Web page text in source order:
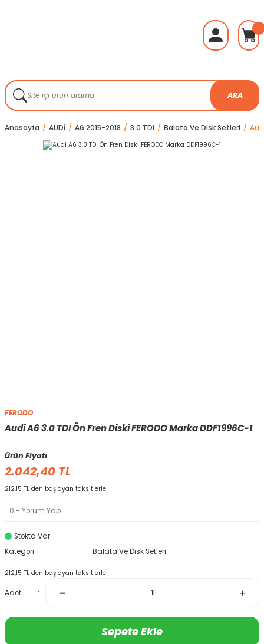
ARA
Anasayfa AUDİ A6 2015-2018 3.0 TDI Balata Ve Disk Setleri
FERODO
Audi A6 3.0 TDI Ön Fren Diski FERODO Marka DDF1996C-1
Ürün Fiyatı
2.042,40 TL
212,15 TL den başlayan taksitlerle!
0 - Yorum Yap
Stokta Var
Kategori
Balata Ve Disk Setleri
212,15 TL den başlayan taksitlerle!
Adet
Sepete Ekle